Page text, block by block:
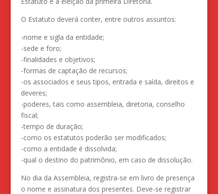
O Estatuto deverá conter, entre outros assuntos:
-nome e sigla da entidade;
-sede e foro;
-finalidades e objetivos;
-formas de captação de recursos;
-os associados e seus tipos, entrada e saída, direitos e
deveres;
-poderes, tais como assembleia, diretoria, conselho
fiscal;
-tempo de duração;
-como os estatutos poderão ser modificados;
-como a entidade é dissolvida;
-qual o destino do patrimônio, em caso de dissolução.
No dia da Assembleia, registra-se em livro de presença
o nome e assinatura dos presentes. Deve-se registrar